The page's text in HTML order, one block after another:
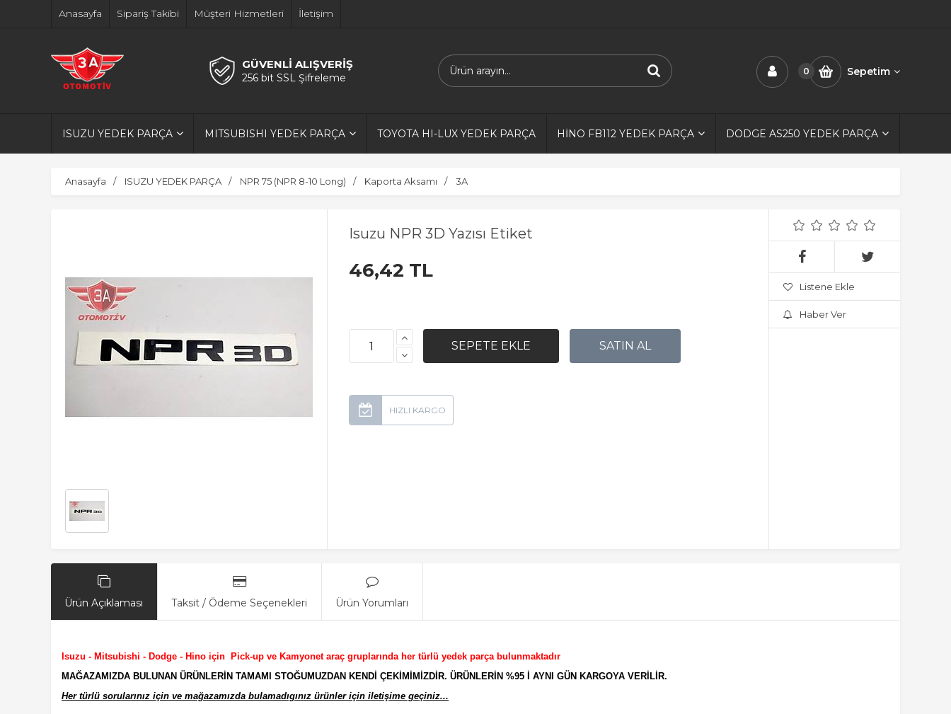
Anasayfa Sipariş Takibi Müşteri Hizmetleri İletişim
GÜVENLİ ALIŞVERİŞ
256 bit SSL Şifreleme
0 Sepetim
ISUZU YEDEK PARÇA MITSUBISHI YEDEK PARÇA TOYOTA HI-LUX YEDEK PARÇA HİNO FB112 YEDEK PARÇA DODGE AS250 YEDEK PARÇA
Anasayfa ISUZU YEDEK PARÇA NPR 75 (NPR 8-10 Long) Kaporta Aksamı 3A
Isuzu NPR 3D Yazısı Etiket
46,42 TL
Listene Ekle
Haber Ver
Ürün Açıklaması Taksit / Ödeme Seçenekleri Ürün Yorumları
Isuzu - Mitsubishi - Dodge - Hino için Pick-up ve Kamyonet araç gruplarında her türlü yedek parça bulunmaktadır
MAĞAZAMIZDA BULUNAN ÜRÜNLERİN TAMAMI STOĞUMUZDAN KENDİ ÇEKİMİMİZDİR. ÜRÜNLERİN %95 İ AYNI GÜN KARGOYA VERİLİR.
Her türlü sorularınız için ve mağazamızda bulamadıgınız ürünler için iletişime geçiniz...